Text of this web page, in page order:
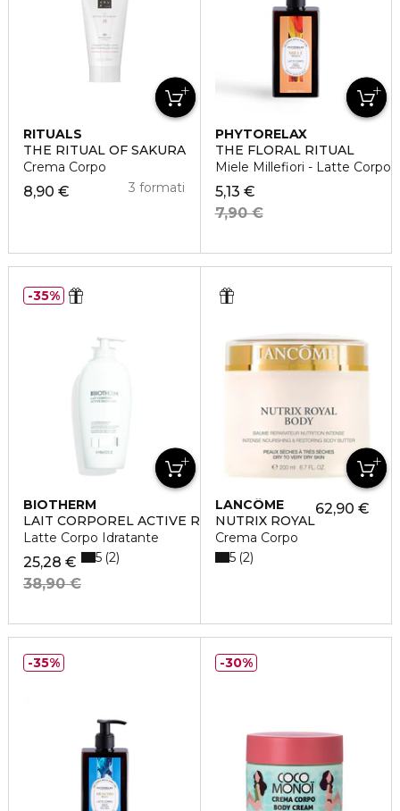
RITUALS
THE RITUAL OF SAKURA
Crema Corpo
8,90 € 3 formati
PHYTORELAX
THE FLORAL RITUAL
Miele Millefiori - Latte Corpo
5,13 €
7,90 €
BIOTHERM
LAIT CORPOREL ACTIVE RECOVERY
Latte Corpo Idratante
25,28 €
38,90 €
5 2
35%
LANCÔME
NUTRIX ROYAL
Crema Corpo
62,90 €
5 2
35% 30%